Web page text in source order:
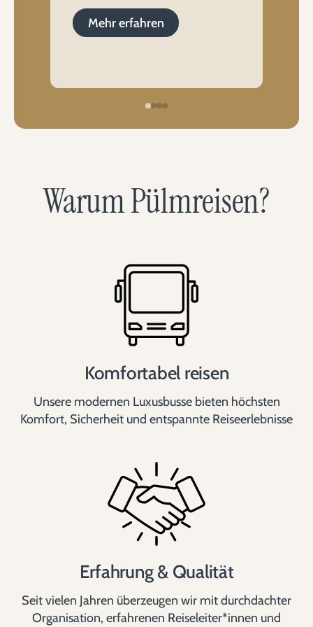
Mehr erfahren
Mehrtagesfahrten
Mehr erfahren
Mehr erfahren
Warum Pülmreisen?
Komfortabel reisen
Unsere modernen Luxusbusse bieten höchsten
Komfort, Sicherheit und entspannte Reiseerlebnisse
Erfahrung & Qualität
Seit vielen Jahren überzeugen wir mit durchdachter
Organisation, erfahrenen Reiseleiter*innen und